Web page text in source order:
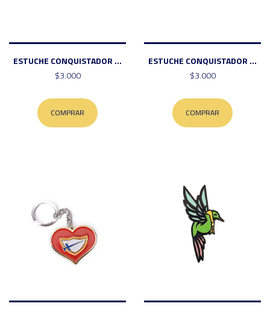
ESTUCHE CONQUISTADOR ...
$3.000
COMPRAR
ESTUCHE CONQUISTADOR ...
$3.000
COMPRAR